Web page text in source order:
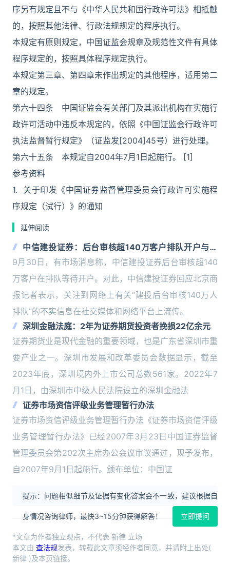
序另有规定且不与《中华人民共和国行政许可法》相抵触
的，按照其他法律、行政法规规定的程序执行。
本规定有原则规定，中国证监会规章及规范性文件有具体
程序规定的，按照具体程序规定执行。
本规定第三章、第四章未作出规定的其他程序，适用第二
章的规定。
第六十四条 中国证监会有关部门及其派出机构在实施行
政许可活动中违反本规定的，依照《中国证监会行政许可
执法监督暂行规定》（证监发[2004]45号）进行处理。
第六十五条 本规定自2004年7月1日起施行。 [1]
参考资料
1. 关于印发《中国证券监督管理委员会行政许可实施程
序规定（试行）》的通知
延伸阅读
中信建投证券：后台审核超140万客户排队开户与事
实严重不符
9月30日，有市场消息称，中信建投证券后台审核超140
万客户在排队等待开户。对此，中信建投证券回应北京商
报记者表示，关注到网络上有关“建投后台审核140万人
排队”的不实信息在社交媒体和网络平台上流传。
深圳金融法庭：2年为证券期货投资者挽损22亿余元
证券期货业是现代金融的重要领域，也是广东省深圳市重
要产业之一。深圳市发展和改革委员会数据显示，截至
2023年底，深圳境内外上市公司总数561家。2022年7
月1日，由深圳市中级人民法院设立的深圳金融法
证券市场资信评级业务管理暂行办法
证券市场资信评级业务管理暂行办法《证券市场资信评级
业务管理暂行办法》已经2007年3月23日中国证券监督
管理委员会第202次主席办公会议审议通过，现予发布，
自2007年9月1日起施行。颁布单位：中国证
提示：问题相似细节及证据有变化答案会不一致，建议根据自
身情况咨询律师，最快3~15分钟获得解答！ 立即提问
*文章为作者独立观点，不代表 新律 立场
本文由 查法规发表，转载此文章须经作者同意，并请附上出处(
新律 )及本页链接。